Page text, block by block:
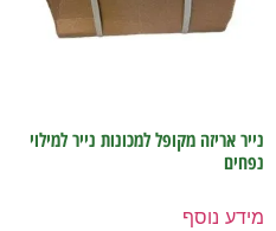
נייר אריזה מקופל למכונות נייר למילוי
נפחים
מידע נוסף